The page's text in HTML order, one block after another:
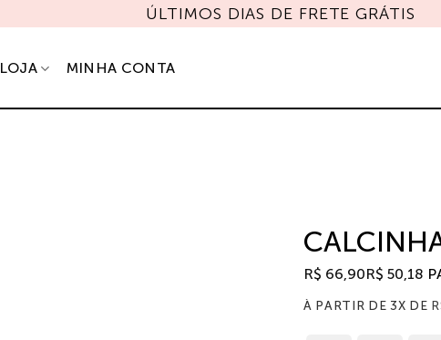
ASSINE COM CUPOM "JULHOMAIS" E GANHE UM
LOJA MINHA CONTA
R$ 66,90R$ 50,18
À PARTIR DE 3X DE